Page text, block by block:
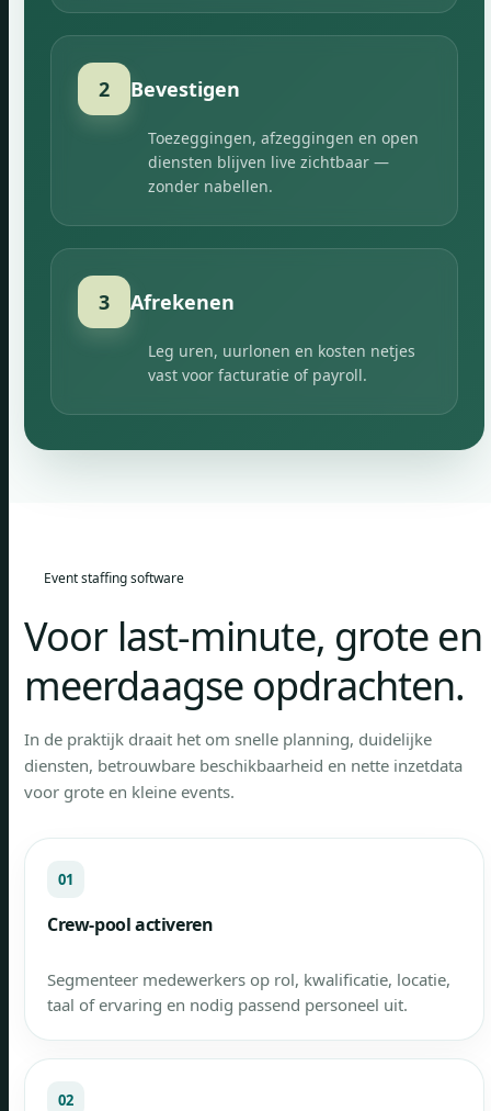
2 Bevestigen
Toezeggingen, afzeggingen en open
diensten blijven live zichtbaar —
zonder nabellen.
3 Afrekenen
Leg uren, uurlonen en kosten netjes
vast voor facturatie of payroll.
Event staffing software
Voor last-minute, grote en
meerdaagse opdrachten.
In de praktijk draait het om snelle planning, duidelijke
diensten, betrouwbare beschikbaarheid en nette inzetdata
voor grote en kleine events.
01
Crew-pool activeren
Segmenteer medewerkers op rol, kwalificatie, locatie,
taal of ervaring en nodig passend personeel uit.
02